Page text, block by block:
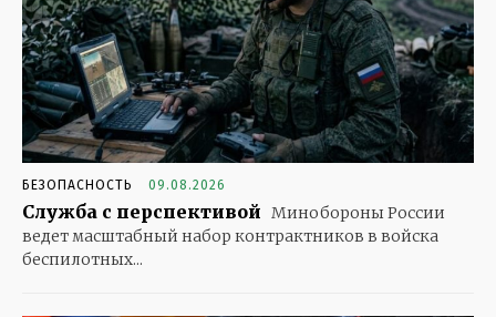
БЕЗОПАСНОСТЬ 09.08.2026
Служба с перспективой Минобороны России
ведет масштабный набор контрактников в войска
беспилотных...